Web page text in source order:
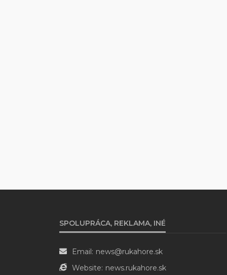
SPOLUPRÁCA, REKLAMA, INÉ
Email: news@rukahore.sk
Website: news.rukahore.sk